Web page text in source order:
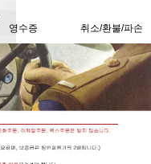
영수증 취소/환불/파손